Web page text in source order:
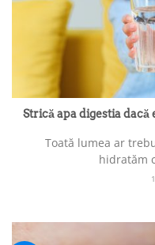
Strică apa digestia dacă
Toată lumea ar
hidratăm